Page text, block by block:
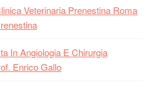
Veterinaria Prenestina Roma
In Angiologia E Chirurgia
Enrico Gallo